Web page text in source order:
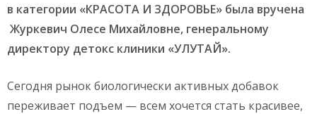
в категории «КРАСОТА И ЗДОРОВЬЕ» была вручена
Журкевич Олесе Михайловне, генеральному
директору детокс клиники «УЛУТАЙ».
Сегодня рынок биологически активных добавок
переживает подъем — всем хочется стать красивее,